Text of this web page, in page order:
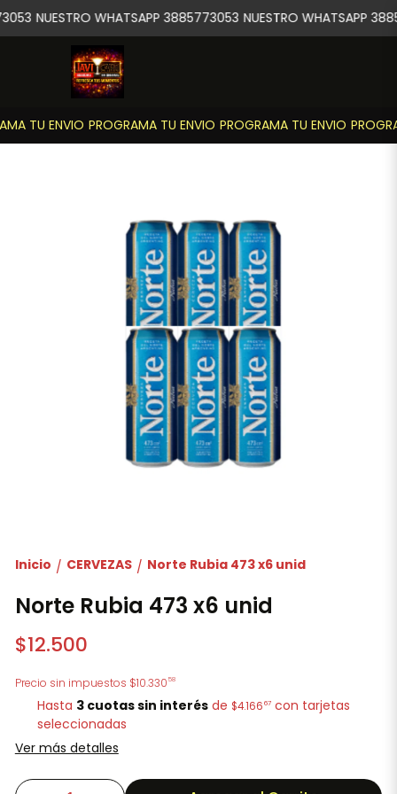
TU ENVIO PROGRAMA TU ENVIO PROGRAMA TU ENVIO
NUESTRO WHATSAPP 3885773053 NUESTRO WHATSAPP
Inicio / CERVEZAS / Norte Rubia 473 x6 unid
Norte Rubia 473 x6 unid
$12.500
Precio sin impuestos $10.33058
Hasta 3 cuotas sin interés de $4.16667 con tarjetas
seleccionadas
Ver más detalles